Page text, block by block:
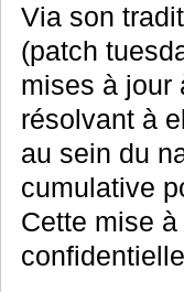
Via son
(patch
mises à jour
résolvant à
au sein du
cumulative
Cette mise